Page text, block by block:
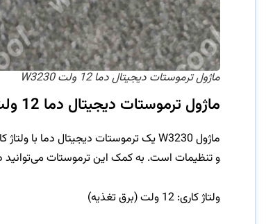
ماژول ترموستات دیجیتال دما 12 ولت W3230
ماژول ترموستات دیجیتال دما 12 ولت W3230
و تنظیمات است. به کمک این ترموستات می‌توانید
ولتاژ کاری: 12 ولت (برق تغذیه)